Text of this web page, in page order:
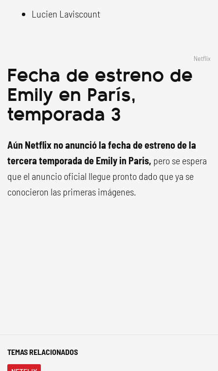
Lucien Laviscount
Netflix
Fecha de estreno de
Emily en París,
temporada 3
Aún Netflix no anunció la fecha de estreno de la
tercera temporada de Emily in Paris, pero se espera
que el anuncio oficial llegue pronto dado que ya se
conocieron las primeras imágenes.
TEMAS RELACIONADOS